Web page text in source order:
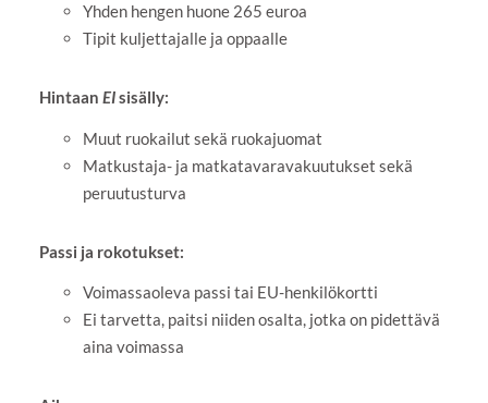
Yhden hengen huone 265 euroa
Tipit kuljettajalle ja oppaalle
Hintaan EIsisälly:
Muut ruokailut sekä ruokajuomat
Matkustaja- ja matkatavaravakuutukset sekä
peruutusturva
Passi ja rokotukset:
Voimassaoleva passi tai EU-henkilökortti
Ei tarvetta, paitsi niiden osalta, jotka on pidettävä
aina voimassa